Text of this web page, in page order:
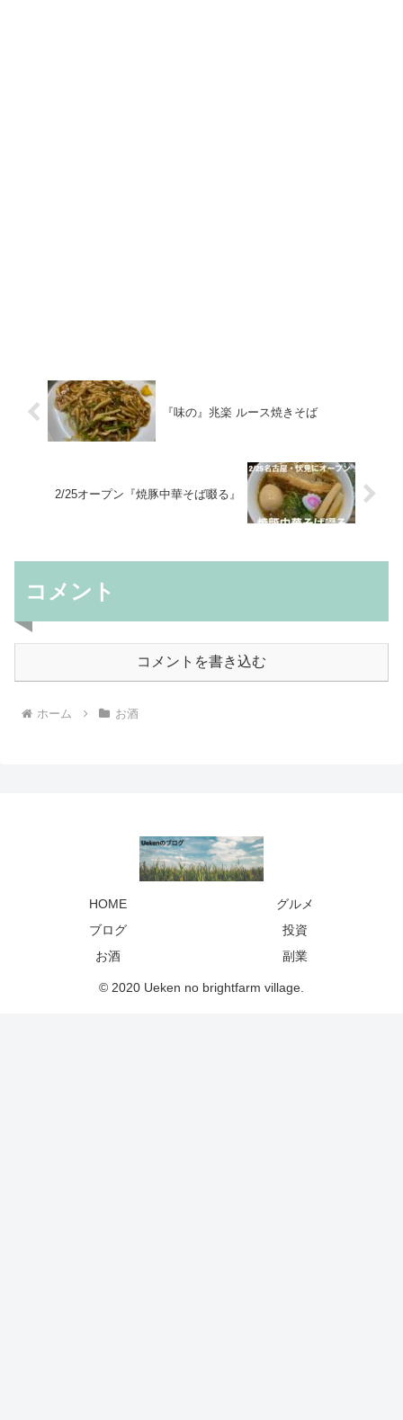
『味の』兆楽 ルース焼きそば
2/25オープン『焼豚中華そば啜る』
コメント
コメントを書き込む
ホーム お酒
HOME
グルメ
ブログ
投資
お酒
副業
© 2020 Ueken no brightfarm village.